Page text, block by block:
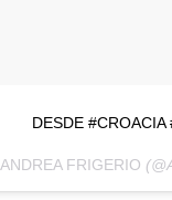
DESDE
ANDREA FRIGERIO